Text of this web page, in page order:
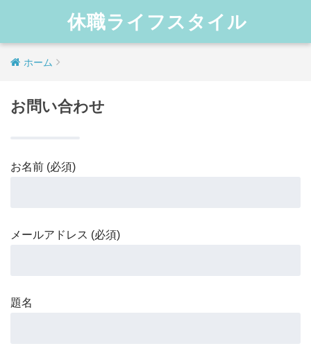
休職ライフスタイル
ホーム
お問い合わせ
お名前 (必須)
メールアドレス (必須)
題名